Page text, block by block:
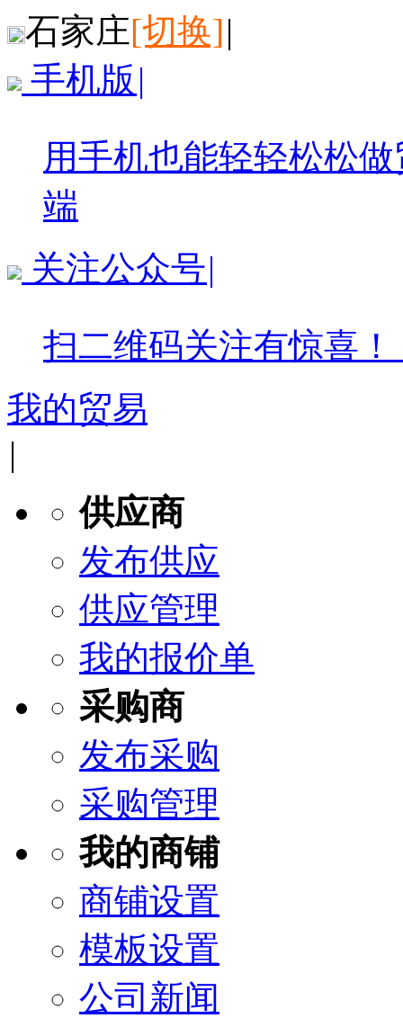
石家庄[切换]|
手机版 |
用手机也能轻轻松松
端
关注公众号|
扫二维码关注有惊喜！
我的贸易
|
供应商
发布供应
供应管理
我的报价单
采购商
发布采购
采购管理
我的商铺
商铺设置
模板设置
公司新闻